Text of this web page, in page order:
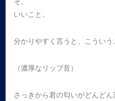
いいこと。
分かりやすく言うと、こういう
（濃厚なリップ音）
さっきから君の匂いがどんど